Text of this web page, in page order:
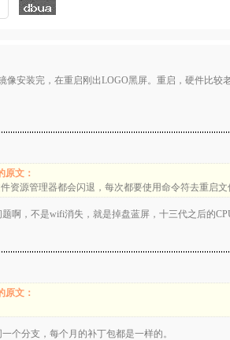
像安装完，在重启刚出LOGO黑屏。重启，硬件比
原文：
资源管理器都会闪退，每次都要使用命令符去重启
啊，不是wifi消失，就是掉盘蓝屏，十三代之后的
原文：
个分支，每个月的补丁包都是一样的。